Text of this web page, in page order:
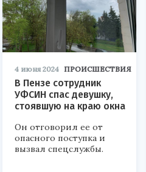
4 июня 2024 ПРОИСШЕСТВИЯ
В Пензе сотрудник
УФСИН спас девушку,
стоявшую на краю окна
Он отговорил ее от
опасного поступка и
вызвал спецслужбы.